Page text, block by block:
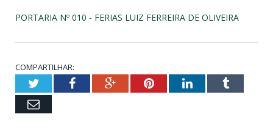
PORTARIA Nº 010 - FERIAS LUIZ FERREIRA DE OLIVEIRA
COMPARTILHAR:
TwitterFacebookGoogle+PinterestLinkedInTumblr
Email